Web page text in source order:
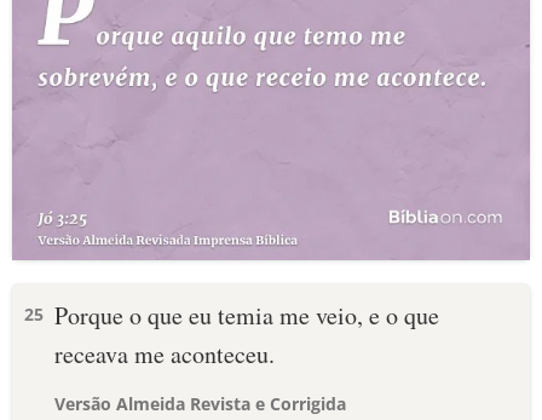
25 Porque o que eu temia me veio, e o que
receava me aconteceu.
Versão Almeida Revista e Corrigida